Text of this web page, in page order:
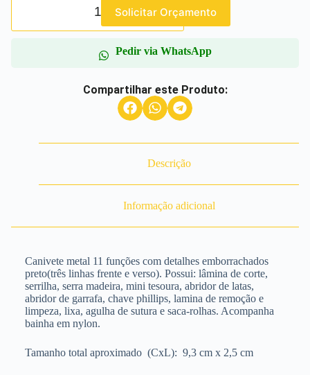
Solicitar Orçamento
Pedir via WhatsApp
Compartilhar este Produto:
Descrição
Informação adicional
Canivete metal 11 funções com detalhes emborrachados
preto(três linhas frente e verso). Possui: lâmina de corte,
serrilha, serra madeira, mini tesoura, abridor de latas,
abridor de garrafa, chave phillips, lamina de remoção e
limpeza, lixa, agulha de sutura e saca-rolhas. Acompanha
bainha em nylon.
Tamanho total aproximado (CxL): 9,3 cm x 2,5 cm